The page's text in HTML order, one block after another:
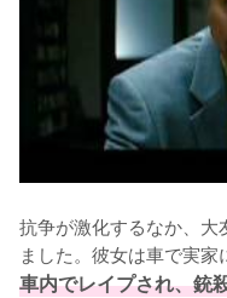
抗争が激化するなか、
ました。彼女は車で実家
車内でレイプされ、銃